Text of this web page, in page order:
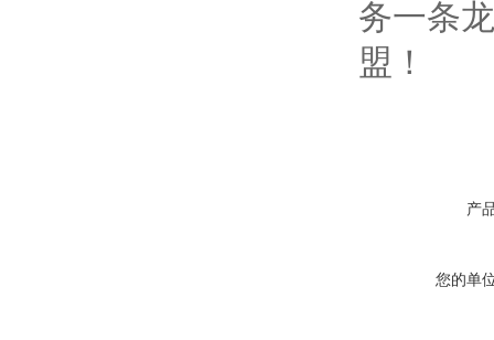
务一条
盟！
产
您的单